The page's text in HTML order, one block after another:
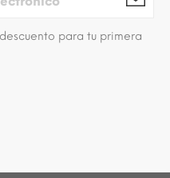
para tu primera